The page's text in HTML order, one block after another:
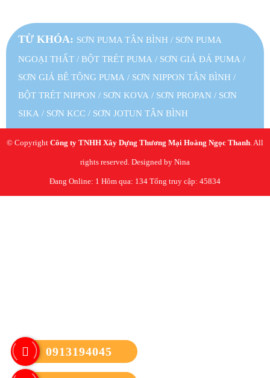
TỪ KHÓA: SƠN PUMA TÂN BÌNH / SƠN PUMA
NGOẠI THẤT / BỘT TRÉT PUMA / SƠN GIẢ ĐÁ PUMA /
SƠN GIẢ BÊ TÔNG PUMA / SƠN NIPPON TÂN BÌNH /
BỘT TRÉT NIPPON / SƠN KOVA / SƠN PROPAN / SƠN
SIKA / SƠN KCC / SƠN JOTUN TÂN BÌNH
© Copyright Công ty TNHH Xây Dựng Thương Mại Hoàng Ngọc Thanh. All
rights reserved. Designed by Nina
Đang Online: 1 Hôm qua: 134 Tổng truy cập: 45834
0913194045